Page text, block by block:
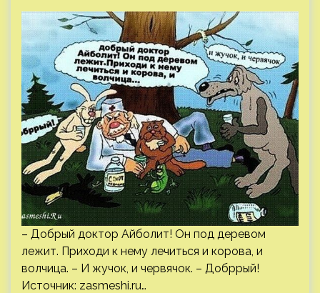
– Добрый доктор Айболит! Он под деревом
лежит. Приходи к нему лечиться и корова, и
волчица. – И жучок, и червячок. – Добррый!
Источник: zasmeshi.ru…